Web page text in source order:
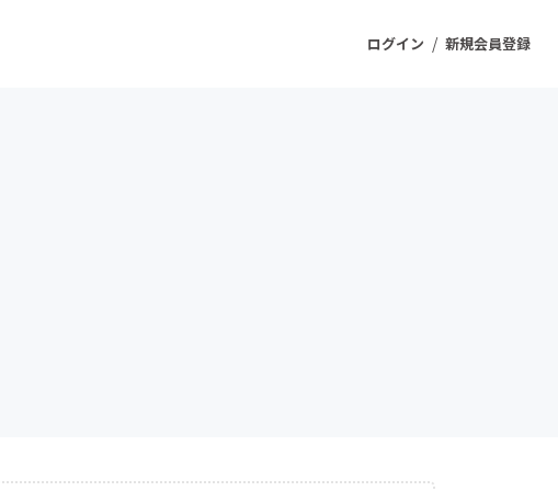
ログイン / 新規会員登録